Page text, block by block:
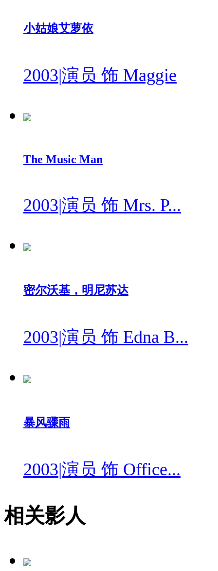
小姑娘艾萝依
2003|演员 饰 Maggie
The Music Man
2003|演员 饰 Mrs. P...
密尔沃基，明尼苏达
2003|演员 饰 Edna B...
暴风骤雨
2003|演员 饰 Office...
相关影人